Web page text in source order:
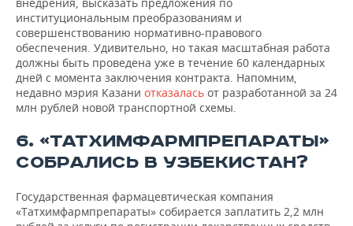
институциональным преобразованиям и
совершенствованию нормативно-правового
обеспечения. Удивительно, но такая масштабная работа
должны быть проведена уже в течение 60 календарных
дней с момента заключения контракта. Напомним,
недавно мэрия Казани отказалась от разработанной за 24
млн рублей новой транспортной схемы.
6. «ТАТХИМФАРМПРЕПАРАТЫ»
СОБРАЛИСЬ В УЗБЕКИСТАН?
Государственная фармацевтическая компания
«Татхимфармпрепараты» собирается заплатить 2,2 млн